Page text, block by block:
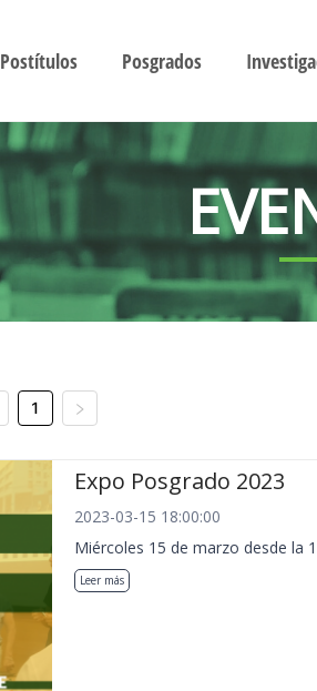
Postítulos Posgrados
1
Expo Posgrado 2023
2023-03-15 18:00:00
Miércoles 15 de marzo desde la
Leer más